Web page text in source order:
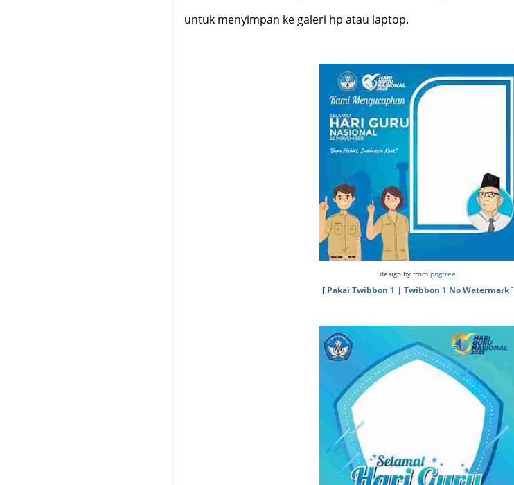
untuk menyimpan ke galeri hp atau laptop.
design by frompngtree
[ Pakai Twibbon 1 | Twibbon 1 No Watermark]